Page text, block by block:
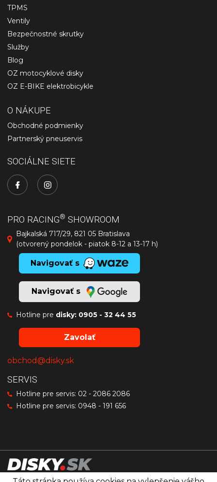
TPMS
Ventily
Bezpečnostné skrutky
Služby
Blog
OZ motocyklové disky
OZ E-BIKE elektrobicykle
O NÁKUPE
Obchodné podmienky
Partnerský pneuservis
SOCIÁLNE SIETE
PRO RACING® SHOWROOM
Bajkalská 717/29, 821 05 Bratislava
(otvorený pondelok - piatok 8-12 a 13-17 h)
Navigovať s
Navigovať s
Hotline pre disky: 0905 - 32 44 55
Zavolať
obchod@disky.sk
SERVIS
Hotline pre servis: 02 - 2086 2086
Hotline pre servis: 0948 - 191 656